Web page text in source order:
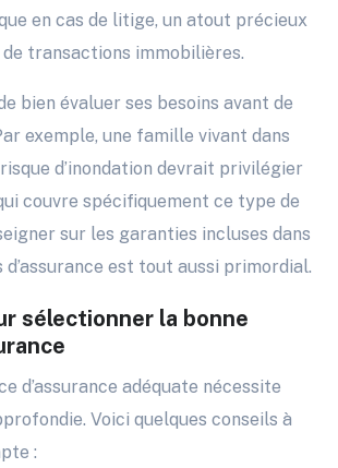
en cas de litige, un atout précieux
transactions immobilières.
bien évaluer ses besoins avant de
exemple, une famille vivant dans
d’inondation devrait privilégier
couvre spécifiquement ce type de
sur les garanties incluses dans
est tout aussi primordial.
sélectionner la bonne
d’assurance adéquate nécessite
Voici quelques conseils à
: